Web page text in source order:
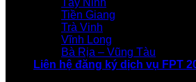
Tây Ninh
Tiền Giang
Trà Vinh
Vĩnh Long
Bà Rịa – Vũng Tàu
Liên hệ đăng ký dịch vụ FPT